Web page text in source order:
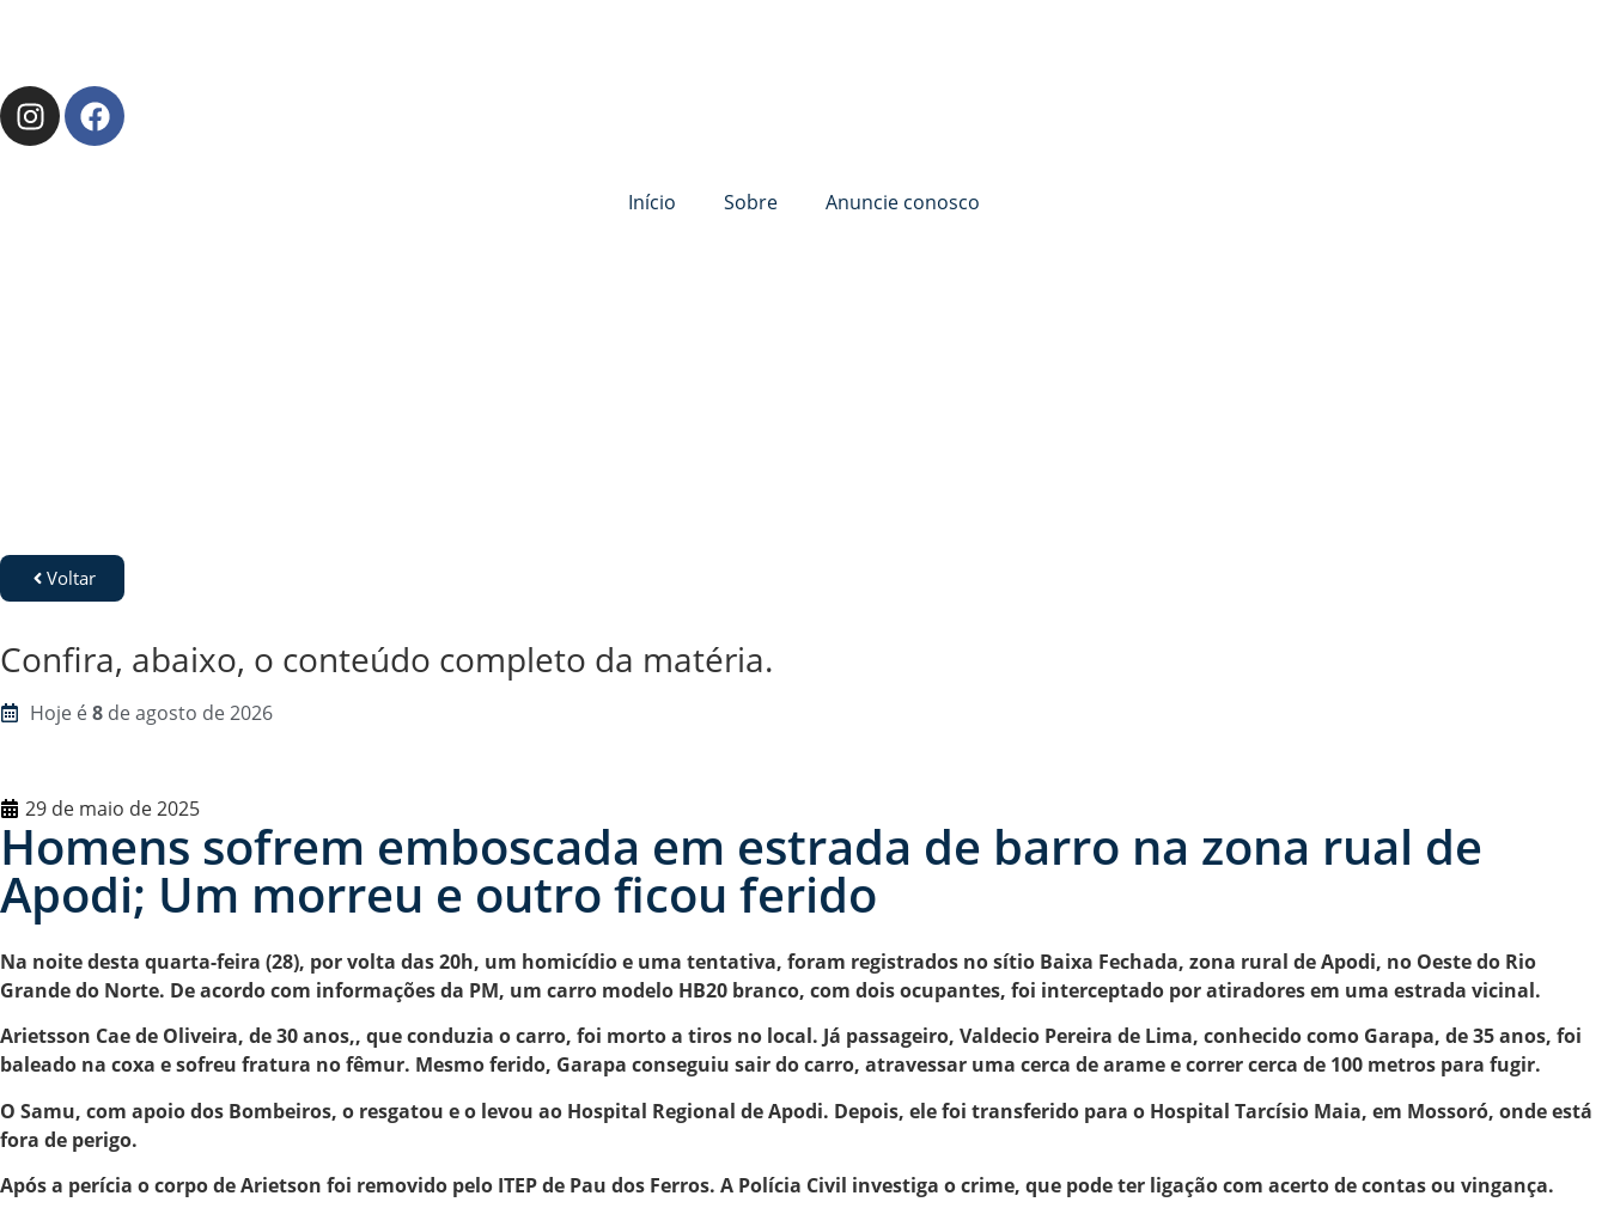
Início Sobre Anuncie conosco
Voltar
Confira, abaixo, o conteúdo completo da matéria.
Hoje é8 de agosto de 2026
29 de maio de 2025
Homens sofrem emboscada em estrada de barro na zona rual de
Apodi; Um morreu e outro ficou ferido
Na noite desta quarta-feira (28), por volta das 20h, um homicídio e uma tentativa, foram registrados no sítio Baixa Fechada, zona rural de Apodi, no Oeste do Rio
Grande do Norte. De acordo com informações da PM, um carro modelo HB20 branco, com dois ocupantes, foi interceptado por atiradores em uma estrada vicinal.
Arietsson Cae de Oliveira, de 30 anos,, que conduzia o carro, foi morto a tiros no local. Já passageiro, Valdecio Pereira de Lima, conhecido como Garapa, de 35 anos, foi
baleado na coxa e sofreu fratura no fêmur. Mesmo ferido, Garapa conseguiu sair do carro, atravessar uma cerca de arame e correr cerca de 100 metros para fugir.
O Samu, com apoio dos Bombeiros, o resgatou e o levou ao Hospital Regional de Apodi. Depois, ele foi transferido para o Hospital Tarcísio Maia, em Mossoró, onde está
fora de perigo.
Após a perícia o corpo de Arietson foi removido pelo ITEP de Pau dos Ferros. A Polícia Civil investiga o crime, que pode ter ligação com acerto de contas ou vingança.